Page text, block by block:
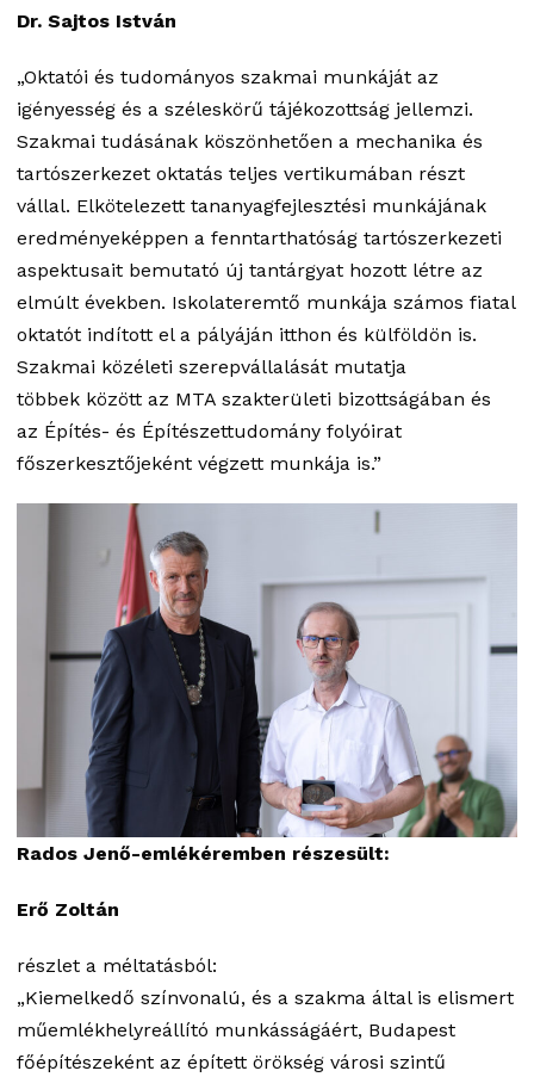
Dr. Sajtos István
„Oktatói és tudományos szakmai munkáját az
igényesség és a széleskörű tájékozottság jellemzi.
Szakmai tudásának köszönhetően a mechanika és
tartószerkezet oktatás teljes vertikumában részt
vállal. Elkötelezett tananyagfejlesztési munkájának
eredményeképpen a fenntarthatóság tartószerkezeti
aspektusait bemutató új tantárgyat hozott létre az
elmúlt években. Iskolateremtő munkája számos fiatal
oktatót indított el a pályáján itthon és külföldön is.
Szakmai közéleti szerepvállalását mutatja
többek között az MTA szakterületi bizottságában és
az Építés- és Építészettudomány folyóirat
főszerkesztőjeként végzett munkája is.”
Rados Jenő-emlékéremben részesült:
Erő Zoltán
részlet a méltatásból:
„Kiemelkedő színvonalú, és a szakma által is elismert
műemlékhelyreállító munkásságáért, Budapest
főépítészeként az épített örökség városi szintű